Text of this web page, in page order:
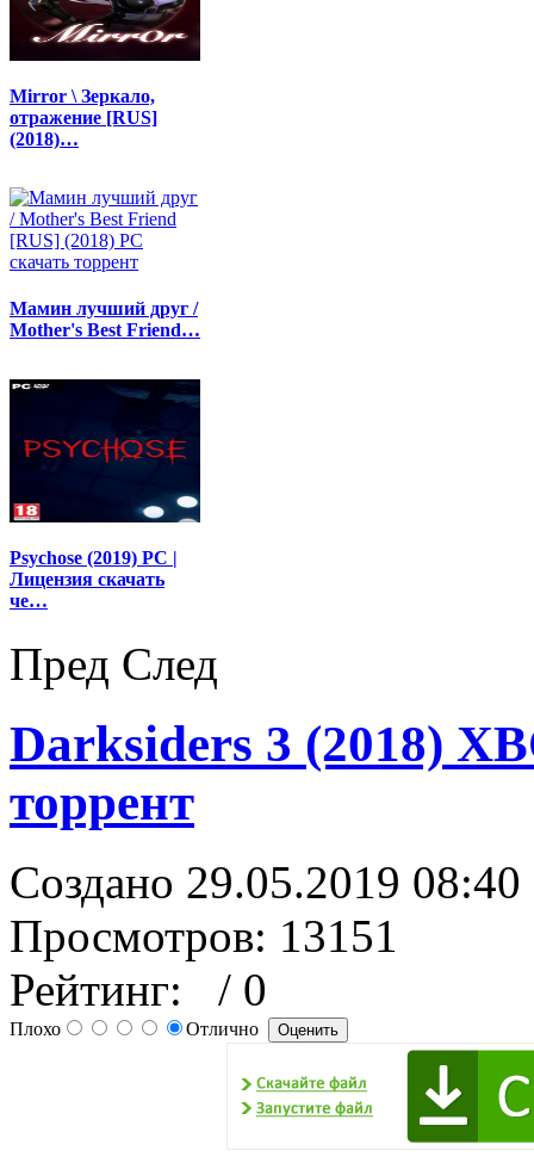
Mirror \ Зеркало,
отражение [RUS]
(2018)…
Мамин лучший друг /
Mother's Best Friend…
Psychose (2019) PC |
Лицензия скачать
че…
Пред След
Darksiders 3 (2018)
торрент
Создано 29.05.2019 08:40
Просмотров: 13151
Рейтинг:
/ 0
Плохо Отлично